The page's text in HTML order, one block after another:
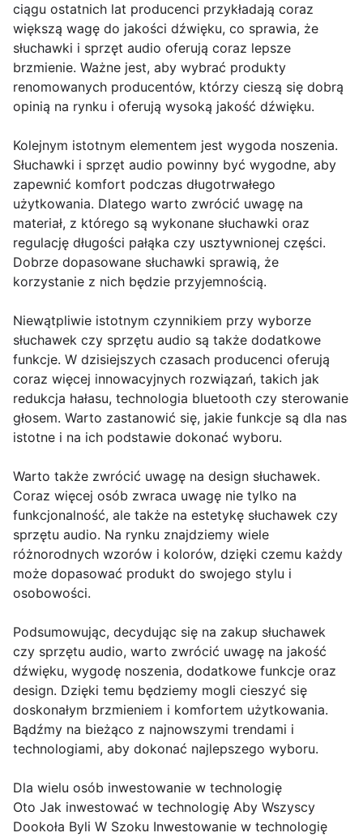
ciągu ostatnich lat producenci przykładają coraz
większą wagę do jakości dźwięku, co sprawia, że
słuchawki i sprzęt audio oferują coraz lepsze
brzmienie. Ważne jest, aby wybrać produkty
renomowanych producentów, którzy cieszą się dobrą
opinią na rynku i oferują wysoką jakość dźwięku.
Kolejnym istotnym elementem jest wygoda noszenia.
Słuchawki i sprzęt audio powinny być wygodne, aby
zapewnić komfort podczas długotrwałego
użytkowania. Dlatego warto zwrócić uwagę na
materiał, z którego są wykonane słuchawki oraz
regulację długości pałąka czy usztywnionej części.
Dobrze dopasowane słuchawki sprawią, że
korzystanie z nich będzie przyjemnością.
Niewątpliwie istotnym czynnikiem przy wyborze
słuchawek czy sprzętu audio są także dodatkowe
funkcje. W dzisiejszych czasach producenci oferują
coraz więcej innowacyjnych rozwiązań, takich jak
redukcja hałasu, technologia bluetooth czy sterowanie
głosem. Warto zastanowić się, jakie funkcje są dla nas
istotne i na ich podstawie dokonać wyboru.
Warto także zwrócić uwagę na design słuchawek.
Coraz więcej osób zwraca uwagę nie tylko na
funkcjonalność, ale także na estetykę słuchawek czy
sprzętu audio. Na rynku znajdziemy wiele
różnorodnych wzorów i kolorów, dzięki czemu każdy
może dopasować produkt do swojego stylu i
osobowości.
Podsumowując, decydując się na zakup słuchawek
czy sprzętu audio, warto zwrócić uwagę na jakość
dźwięku, wygodę noszenia, dodatkowe funkcje oraz
design. Dzięki temu będziemy mogli cieszyć się
doskonałym brzmieniem i komfortem użytkowania.
Bądźmy na bieżąco z najnowszymi trendami i
technologiami, aby dokonać najlepszego wyboru.
Dla wielu osób inwestowanie w technologię
Oto Jak inwestować w technologię Aby Wszyscy
Dookoła Byli W Szoku Inwestowanie w technologię